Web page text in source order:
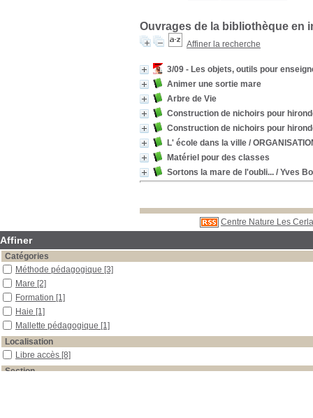
Ouvrages de la bibliothèque en
Affiner la recherche
3/09 - Les objets, outils pour
Animer une sortie mare
Arbre de Vie
Construction de nichoirs pour
Construction de nichoirs pour
L' école dans la ville /
Matériel pour des classes
Sortons la mare de l'oubli... / Yves
Centre Nature Les
Affiner
Catégories
Méthode pédagogique [3]
Mare [2]
Formation [1]
Haie [1]
Mallette pédagogique [1]
Localisation
Libre accès [8]
Section